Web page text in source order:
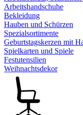
Arbeitshandschuhe
Bekleidung
Hauben und Schürzen
Spezialsortimente
Geburtstagskerzen mit
Spielkarten und Spiele
Festutensilien
Weihnachtsdekor